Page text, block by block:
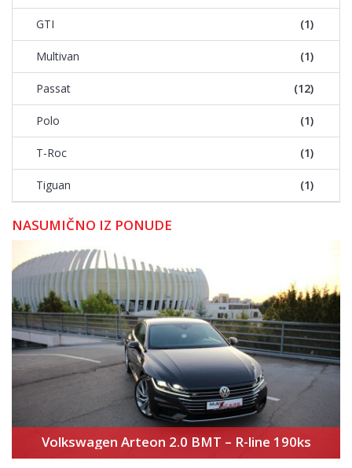
GTI (1)
Multivan (1)
Passat (12)
Polo (1)
T-Roc (1)
Tiguan (1)
NASUMIČNO IZ PONUDE
Volkswagen Arteon 2.0 BMT – R-line 190ks